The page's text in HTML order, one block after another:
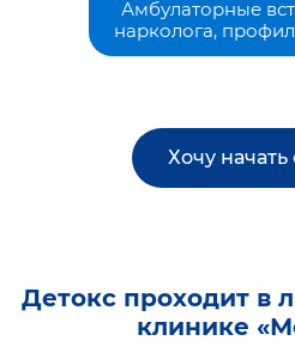
Амбулаторные
нарколога,
Хочу начать
Детокс проходит в
клинике